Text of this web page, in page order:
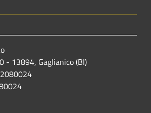
- 13894, Gaglianico (BI)